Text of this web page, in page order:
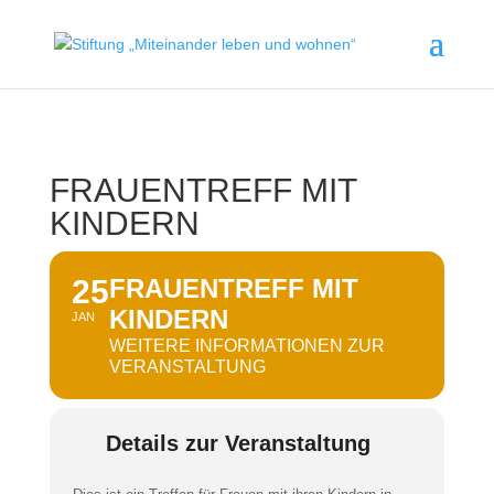
FRAUENTREFF MIT
KINDERN
25
JAN
FRAUENTREFF MIT
KINDERN
WEITERE INFORMATIONEN ZUR
VERANSTALTUNG
Details zur Veranstaltung